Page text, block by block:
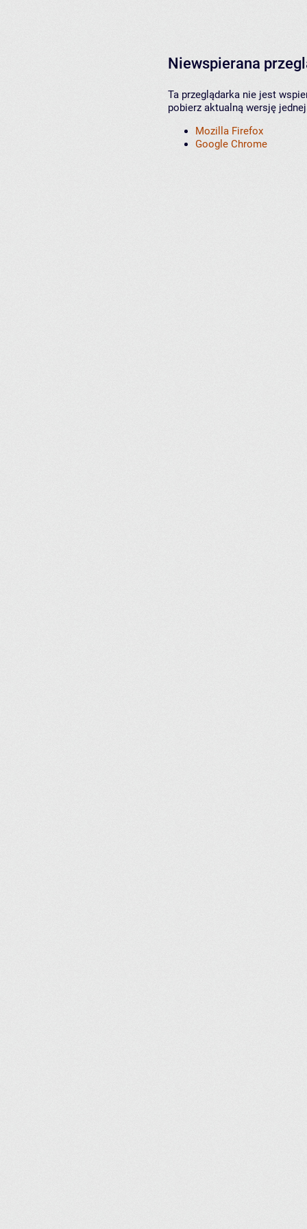
Niewspierana
Ta przeglądarka nie jest
pobierz aktualną wersję
Mozilla Firefox
Google Chrome